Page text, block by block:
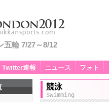
五輪 7/27～8/12
Twitter速報 ニュース フォト
競泳
Swimming